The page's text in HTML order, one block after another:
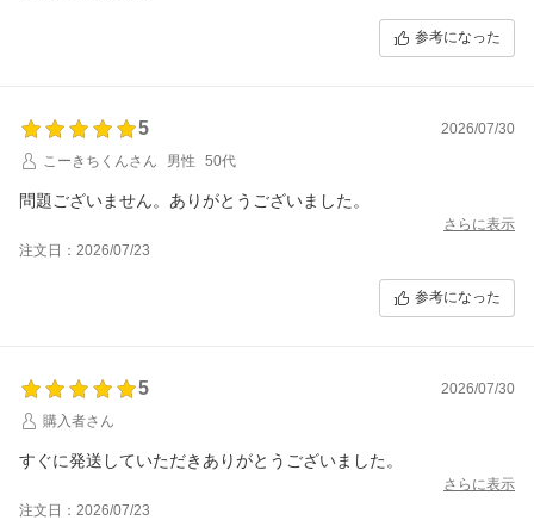
参考になった
5
2026/07/30
こーきちくんさん
男性 50代
問題ございません。ありがとうございました。
さらに表示
注文日：2026/07/23
参考になった
5
2026/07/30
購入者さん
すぐに発送していただきありがとうございました。
さらに表示
注文日：2026/07/23